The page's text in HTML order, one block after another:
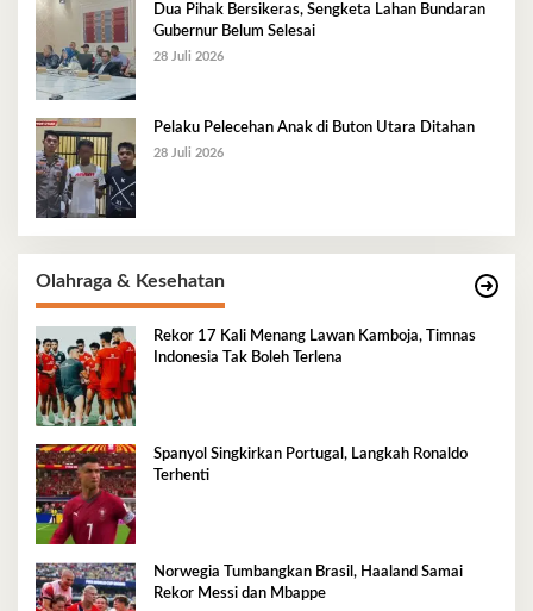
Dua Pihak Bersikeras, Sengketa Lahan Bundaran
Gubernur Belum Selesai
28 Juli 2026
Pelaku Pelecehan Anak di Buton Utara Ditahan
28 Juli 2026
Olahraga & Kesehatan
Rekor 17 Kali Menang Lawan Kamboja, Timnas
Indonesia Tak Boleh Terlena
Spanyol Singkirkan Portugal, Langkah Ronaldo
Terhenti
Norwegia Tumbangkan Brasil, Haaland Samai
Rekor Messi dan Mbappe